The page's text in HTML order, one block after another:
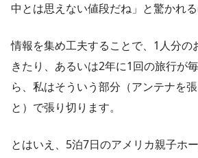
中とは思えない値段だね」と驚かれる
情報を集め工夫することで、1人分の
きたり、あるいは2年に1回の旅行が
ら、私はそういう部分（アンテナを
と）で張り切ります。
とはいえ、5泊7日のアメリカ親子ホ